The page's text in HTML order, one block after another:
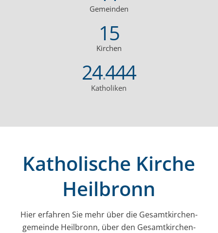
Gemeinden
15
Kirchen
24.444
Katholiken
Katholische Kirche
Heilbronn
Hier erfahren Sie mehr über die Gesamt­kirchen­
gemeinde Heilbronn, über den Gesamt­kirchen­